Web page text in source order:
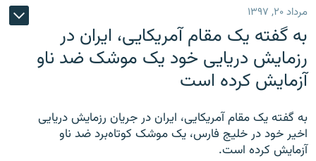
مرداد ۲۰, ۱۳۹۷
به گفته یک مقام آمریکایی، ایران در
رزمایش دریایی خود یک موشک ضد ناو
آزمایش کرده است
به گفته یک مقام آمریکایی، ایران در جریان رزمایش دریایی
اخیر خود در خلیج فارس، یک موشک کوتاه‌برد ضد ناو
آزمایش کرده است.